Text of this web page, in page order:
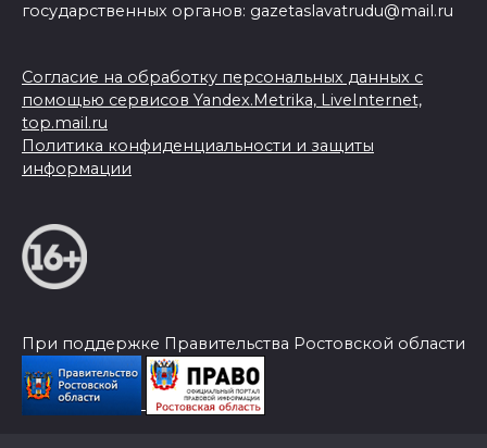
государственных органов: gazetaslavatrudu@mail.ru
Согласие на обработку персональных данных с
помощью сервисов Yandex.Metrika, LiveInternet,
top.mail.ru
Политика конфиденциальности и защиты
информации
При поддержке Правительства Ростовской области